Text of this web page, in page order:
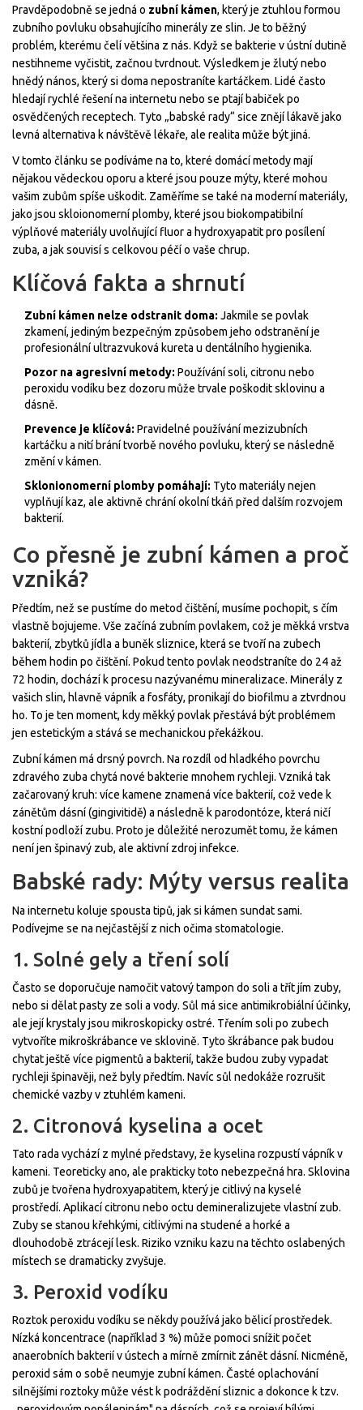
Pravděpodobně se jedná o zubní kámen, který je ztuhlou formou
zubního povluku obsahujícího minerály ze slin. Je to běžný
problém, kterému čelí většina z nás. Když se bakterie v ústní dutině
nestihneme vyčistit, začnou tvrdnout. Výsledkem je žlutý nebo
hnědý nános, který si doma nepostraníte kartáčkem. Lidé často
hledají rychlé řešení na internetu nebo se ptají babiček po
osvědčených receptech. Tyto „babské rady“ sice znějí lákavě jako
levná alternativa k návštěvě lékaře, ale realita může být jiná.
V tomto článku se podíváme na to, které domácí metody mají
nějakou vědeckou oporu a které jsou pouze mýty, které mohou
vašim zubům spíše uškodit. Zaměříme se také na moderní materiály,
jako jsou skloionomerní plomby, které jsou biokompatibilní
výplňové materiály uvolňující fluor a hydroxyapatit pro posílení
zuba, a jak souvisí s celkovou péčí o vaše chrup.
Klíčová fakta a shrnutí
Zubní kámen nelze odstranit doma: Jakmile se povlak
zkamení, jediným bezpečným způsobem jeho odstranění je
profesionální ultrazvuková kureta u dentálního hygienika.
Pozor na agresivní metody: Používání soli, citronu nebo
peroxidu vodíku bez dozoru může trvale poškodit sklovinu a
dásně.
Prevence je klíčová: Pravidelné používání mezizubních
kartáčku a nití brání tvorbě nového povluku, který se následně
změní v kámen.
Sklonionomerní plomby pomáhají: Tyto materiály nejen
vyplňují kaz, ale aktivně chrání okolní tkáň před dalším rozvojem
bakterií.
Co přesně je zubní kámen a proč
vzniká?
Předtím, než se pustíme do metod čištění, musíme pochopit, s čím
vlastně bojujeme. Vše začíná zubním povlakem, což je měkká vrstva
bakterií, zbytků jídla a buněk sliznice, která se tvoří na zubech
během hodin po čištění. Pokud tento povlak neodstraníte do 24 až
72 hodin, dochází k procesu nazývanému mineralizace. Minerály z
vašich slin, hlavně vápník a fosfáty, pronikají do biofilmu a ztvrdnou
ho. To je ten moment, kdy měkký povlak přestává být problémem
jen estetickým a stává se mechanickou překážkou.
Zubní kámen má drsný povrch. Na rozdíl od hladkého povrchu
zdravého zuba chytá nové bakterie mnohem rychleji. Vzniká tak
začarovaný kruh: více kamene znamená více bakterií, což vede k
zánětům dásní (gingivitidě) a následně k parodontóze, která ničí
kostní podloží zubu. Proto je důležité nerozumět tomu, že kámen
není jen špinavý zub, ale aktivní zdroj infekce.
Babské rady: Mýty versus realita
Na internetu koluje spousta tipů, jak si kámen sundat sami.
Podívejme se na nejčastější z nich očima stomatologie.
1. Solné gely a tření solí
Často se doporučuje namočit vatový tampon do soli a třít jím zuby,
nebo si dělat pasty ze soli a vody. Sůl má sice antimikrobiální účinky,
ale její krystaly jsou mikroskopicky ostré. Třením soli po zubech
vytvoříte mikroškrábance ve sklovině. Tyto škrábance pak budou
chytat ještě více pigmentů a bakterií, takže budou zuby vypadat
rychleji špinavěji, než byly předtím. Navíc sůl nedokáže rozrušit
chemické vazby v ztuhlém kameni.
2. Citronová kyselina a ocet
Tato rada vychází z mylné představy, že kyselina rozpustí vápník v
kameni. Teoreticky ano, ale prakticky toto nebezpečná hra. Sklovina
zubů je tvořena hydroxyapatitem, který je citlivý na kyselé
prostředí. Aplikací citronu nebo octu demineralizujete vlastní zub.
Zuby se stanou křehkými, citlivými na studené a horké a
dlouhodobě ztrácejí lesk. Riziko vzniku kazu na těchto oslabených
místech se dramaticky zvyšuje.
3. Peroxid vodíku
Roztok peroxidu vodíku se někdy používá jako bělicí prostředek.
Nízká koncentrace (například 3 %) může pomoci snížit počet
anaerobních bakterií v ústech a mírně zmírnit zánět dásní. Nicméně,
peroxid sám o sobě neumyje zubní kámen. Časté oplachování
silnějšími roztoky může vést k podráždění sliznic a dokonce k tzv.